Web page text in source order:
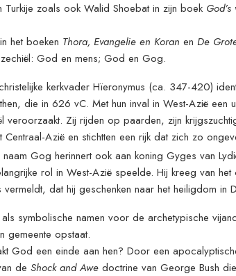
zoals ook Walid Shoebat in zijn boek
het boeken Thora, Evangelie en Koran en De
God en mens; God en Gog.
kerkvader Hïeronymus (ca. 347-420)
die in 626 vC. Met hun inval in West-Azië een
veroorzaakt. Zij rijden op paarden, zijn
Azië en stichtten een rijk dat zich zo
Gog herinnert ook aan koning Gyges van
rol in West-Azië speelde. Hij kreeg van het
dat hij geschenken naar het heiligdom in
symbolische namen voor de archetypische
gemeente opstaat.
God een einde aan hen? Door een
de Shock and Awe doctrine van George Bush